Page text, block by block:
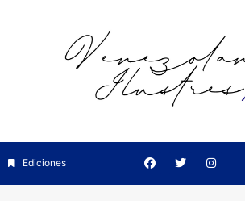
Ediciones